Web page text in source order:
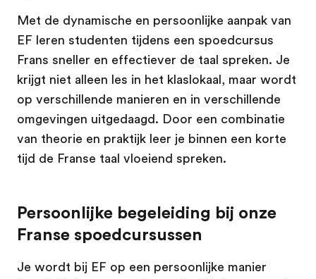
Met de dynamische en persoonlijke aanpak van
EF leren studenten tijdens een spoedcursus
Frans sneller en effectiever de taal spreken. Je
krijgt niet alleen les in het klaslokaal, maar wordt
op verschillende manieren en in verschillende
omgevingen uitgedaagd. Door een combinatie
van theorie en praktijk leer je binnen een korte
tijd de Franse taal vloeiend spreken.
Persoonlijke begeleiding bij onze
Franse spoedcursussen
Je wordt bij EF op een persoonlijke manier